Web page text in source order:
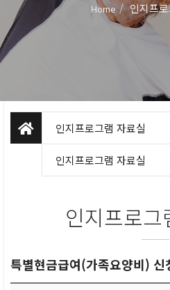
Home 인지프
인지프로그램 자료실
인지프로그램 자료실
인지프로그
특별현금급여(가족요양비) 신